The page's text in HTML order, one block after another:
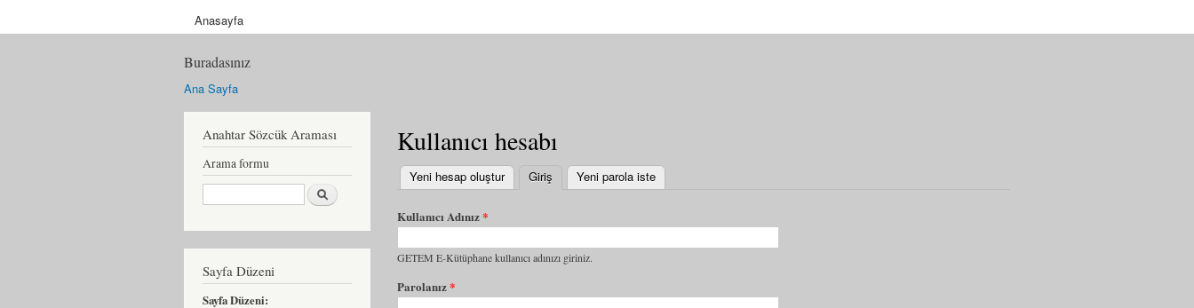
Anasayfa
Buradasınız
Ana Sayfa
Anahtar Sözcük Araması
Arama formu
Ara
Sayfa Düzeni
Sayfa Düzeni:
Kullanıcı hesabı
Yeni hesap oluştur Giriş (etkin sekme)
Yeni parola iste
Kullanıcı Adınız*
GETEM E-Kütüphane kullanıcı adınızı giriniz.
Parolanız*